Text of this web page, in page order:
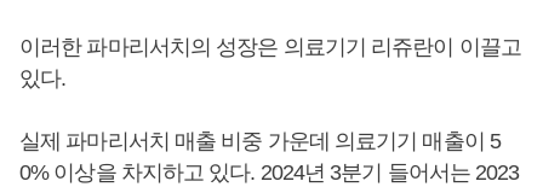
이러한 파마리서치의 성장은 의료기기 리쥬란이 이끌고
있다.
실제 파마리서치 매출 비중 가운데 의료기기 매출이 5
0% 이상을 차지하고 있다. 2024년 3분기 들어서는 2023